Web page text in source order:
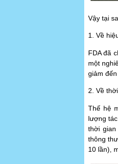
Vậy tại
1. Về
FDA đã
một
giảm
2. Về
Thế hệ
lượng
thời
thông
10 lần),